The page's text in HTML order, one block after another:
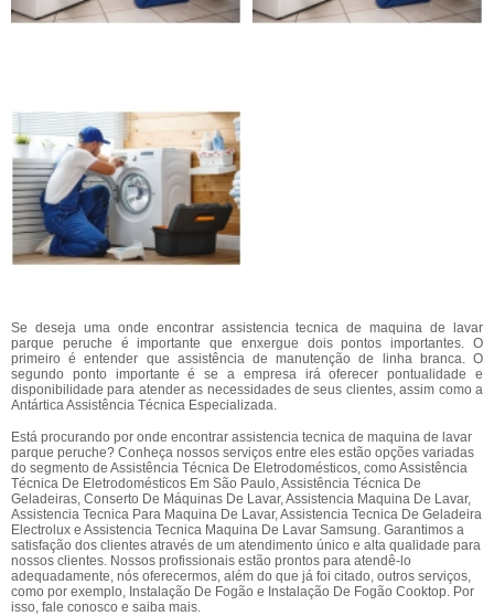
Se deseja uma onde encontrar assistencia tecnica de maquina de lavar
parque peruche é importante que enxergue dois pontos importantes. O
primeiro é entender que assistência de manutenção de linha branca. O
segundo ponto importante é se a empresa irá oferecer pontualidade e
disponibilidade para atender as necessidades de seus clientes, assim como a
Antártica Assistência Técnica Especializada.
Está procurando por onde encontrar assistencia tecnica de maquina de lavar
parque peruche? Conheça nossos serviços entre eles estão opções variadas
do segmento de Assistência Técnica De Eletrodomésticos, como Assistência
Técnica De Eletrodomésticos Em São Paulo, Assistência Técnica De
Geladeiras, Conserto De Máquinas De Lavar, Assistencia Maquina De Lavar,
Assistencia Tecnica Para Maquina De Lavar, Assistencia Tecnica De Geladeira
Electrolux e Assistencia Tecnica Maquina De Lavar Samsung. Garantimos a
satisfação dos clientes através de um atendimento único e alta qualidade para
nossos clientes. Nossos profissionais estão prontos para atendê-lo
adequadamente, nós oferecermos, além do que já foi citado, outros serviços,
como por exemplo, Instalação De Fogão e Instalação De Fogão Cooktop. Por
isso, fale conosco e saiba mais.